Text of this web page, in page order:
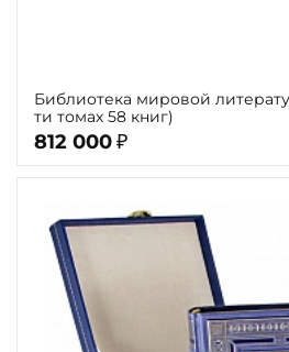
Библиотека мировой
ти томах 58 книг)
812 000 ₽